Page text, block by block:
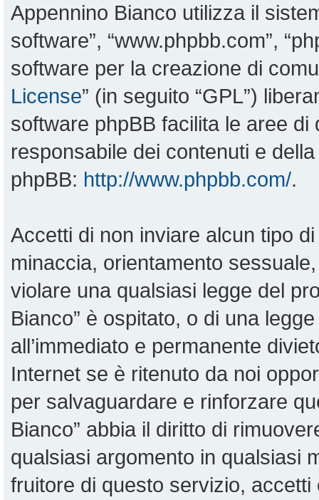
Appennino Bianco utilizza il
software”, “www.phpbb.com”,
software per la creazione di
License” (in seguito “GPL”)
software phpBB facilita le aree
responsabile dei contenuti e
phpBB: http://www.phpbb.com/.
Accetti di non inviare alcun tipo
minaccia, orientamento
violare una qualsiasi legge del
Bianco” è ospitato, o di una
all’immediato e permanente
Internet se è ritenuto da noi
per salvaguardare e rinforzare
Bianco” abbia il diritto di
qualsiasi argomento in qualsiasi
fruitore di questo servizio,